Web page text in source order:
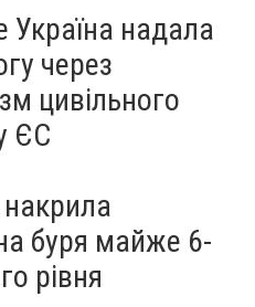
Україна надала
через
цивільного
ЄС
буря майже 6-
рівня